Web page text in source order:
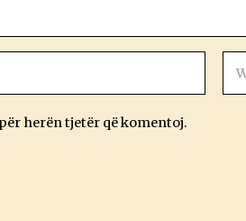
herën tjetër që komentoj.